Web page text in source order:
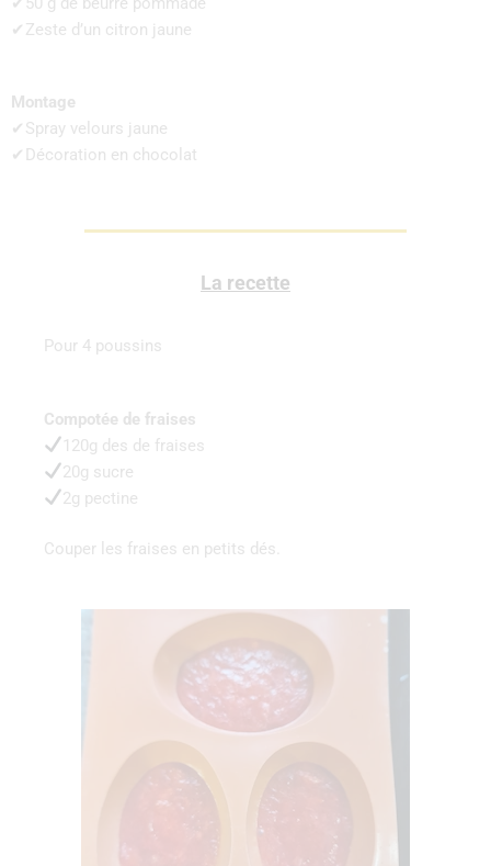
✔Zeste d’un citron jaune
Montage
✔Spray velours jaune
✔Décoration en chocolat
La recette
Pour 4 poussins
Compotée de fraises
120g des de fraises
20g sucre
2g pectine
Couper les fraises en petits dés.